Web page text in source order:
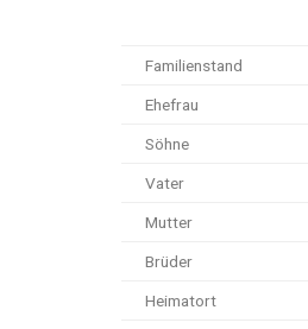
Familienstand
Ehefrau
Söhne
Vater
Mutter
Brüder
Heimatort